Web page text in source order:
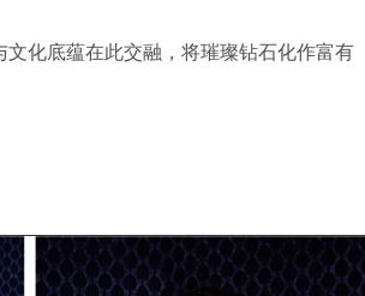
化底蕴在此交融，将璀璨钻石化作富有